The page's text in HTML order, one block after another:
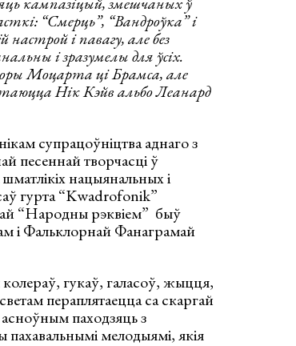
“Смерць”, “Вандроўка” і
і павагу, але без
і зразумелы для ўсіх.
Моцарта ці Брамса, але
Нік Кэйв альбо Леанард
супрацоўніцтва аднаго з
песеннай творчасці ў
нацыянальных і
гурта “Kwadrofonik”
“Народны рэквіем” быў
і Фальклорнай Фанаграмай
колераў, гукаў, галасоў, жыцця,
пераплятаецца са скаргай
асноўным паходзяць з
пахавальнымі мелодыямі, якія